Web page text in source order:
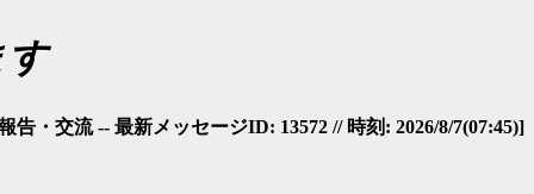
す
・交流 -- 最新メッセージID: 13572 // 時刻: 2026/8/7(07:45)]